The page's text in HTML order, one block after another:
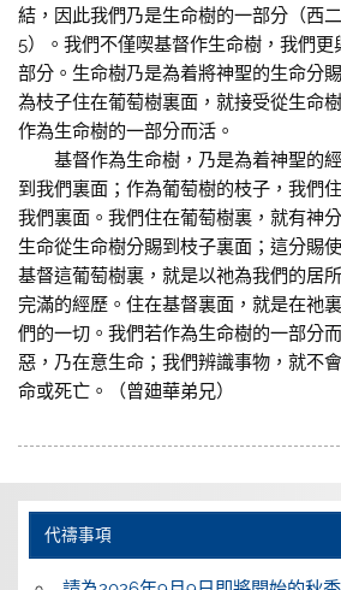
結，因此我們乃是生命樹的一部分（西
5）。我們不僅喫基督作生命樹，我們
部分。生命樹乃是為着將神聖的生命分
為枝子住在葡萄樹裏面，就接受從生命
作為生命樹的一部分而活。
基督作為生命樹，乃是為着神聖的經
到我們裏面；作為葡萄樹的枝子，我們
我們裏面。我們住在葡萄樹裏，就有神
生命從生命樹分賜到枝子裏面；這分賜
基督這葡萄樹裏，就是以祂為我們的居
完滿的經歷。住在基督裏面，就是在祂
們的一切。我們若作為生命樹的一部分
惡，乃在意生命；我們辨識事物，就不
命或死亡。（曾廸華弟兄）
代禱事項